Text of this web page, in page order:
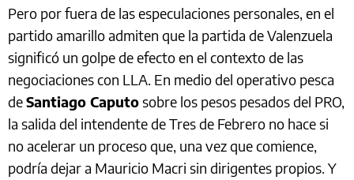
Pero por fuera de las especulaciones personales, en el
partido amarillo admiten que la partida de Valenzuela
significó un golpe de efecto en el contexto de las
negociaciones con LLA. En medio del operativo pesca
deSantiago Caputosobre los pesos pesados del PRO,
la salida del intendente de Tres de Febrero no hace si
no acelerar un proceso que, una vez que comience,
podría dejar a Mauricio Macri sin dirigentes propios. Y